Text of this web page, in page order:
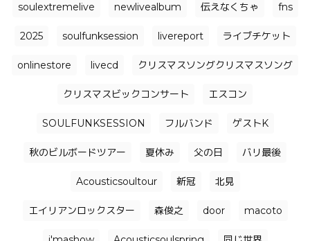
soulextremelive newlivealbum 伝えなくちゃ fns
2025 soulfunksession livereport ライブチケット
onlinestore livecd クリスマスソングクリスマスソング
クリスマスビックコンサート エスコン
SOULFUNKSESSION フルバンド ゲストK
秋のビルボードツアー 夏休み 父の日 バリ最後
Acousticsoultour 新冠 北見
エイリアンロックスター 森俊之 door macoto